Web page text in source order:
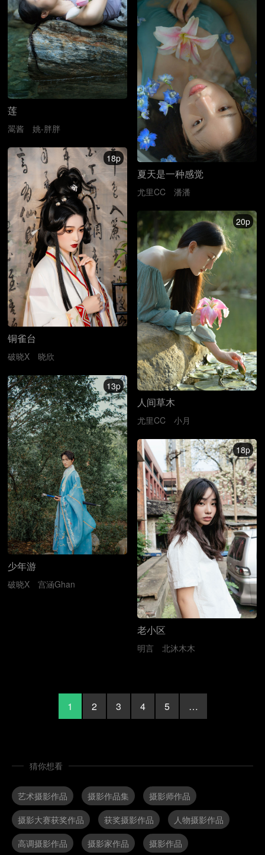
莲
翯酱 姚-胖胖
夏天是一种感觉
尤里CC 潘潘
18p
铜雀台
破晓X 晓欣
20p
人间草木
尤里CC 小月
13p
少年游
破晓X 宫涵Ghan
18p
老小区
明言 北沐木木
1 2 3 4 5 …
猜你想看
艺术摄影作品 摄影作品集
摄影师作品
摄影大赛获奖作品
获奖摄影作品
人物摄影作品
高调摄影作品
摄影家作品 摄影作品